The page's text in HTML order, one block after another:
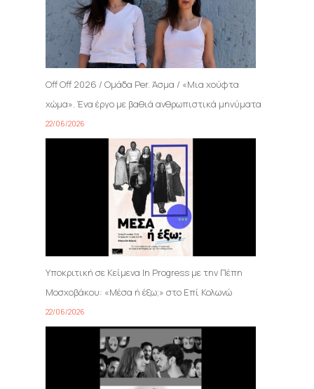
Off Off 2026 / Ομάδα Per. Άσμα / «Μια χούφτα
χώμα». Ένα έργο με βαθιά ανθρωπιστικά μηνύματα
22/06/2026
Υποκριτική σε Κείμενα In Progress με την Πέπη
Μοσχοβάκου: «Μέσα ή έξω;» στο Επί Κολωνώ
22/06/2026